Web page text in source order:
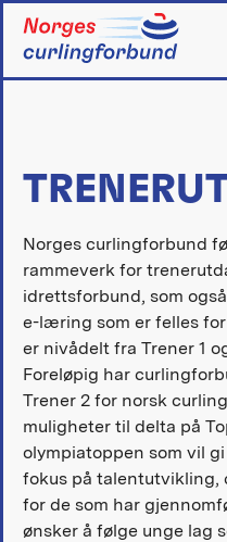
content
Norges curlingforbund
rammeverk for
idrettsforbund, som
e-læring som er felles
er nivådelt fra Trener 1
Foreløpig har
Trener 2 for norsk
muligheter til delta på
olympiatoppen som vil
fokus på
for de som har
ønsker å følge unge lag